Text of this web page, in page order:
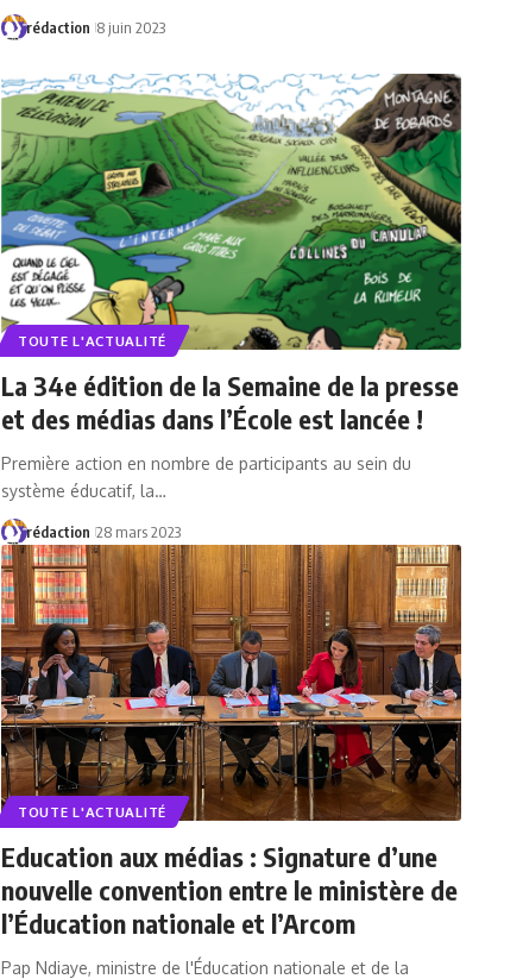
rédaction 8 juin 2023
TOUTE L'ACTUALITÉ
La 34e édition de la Semaine de la presse
et des médias dans l’École est lancée !
Première action en nombre de participants au sein du
système éducatif, la…
rédaction 28 mars 2023
TOUTE L'ACTUALITÉ
Education aux médias : Signature d’une
nouvelle convention entre le ministère de
l’Éducation nationale et l’Arcom
Pap Ndiaye, ministre de l'Éducation nationale et de la